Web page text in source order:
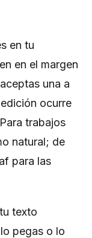
en tu
en el margen
una a
ocurre
trabajos
natural; de
para las
texto
pegas o lo